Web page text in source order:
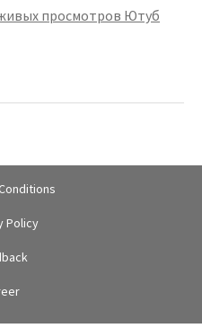
просмотров Ютуб
Policy